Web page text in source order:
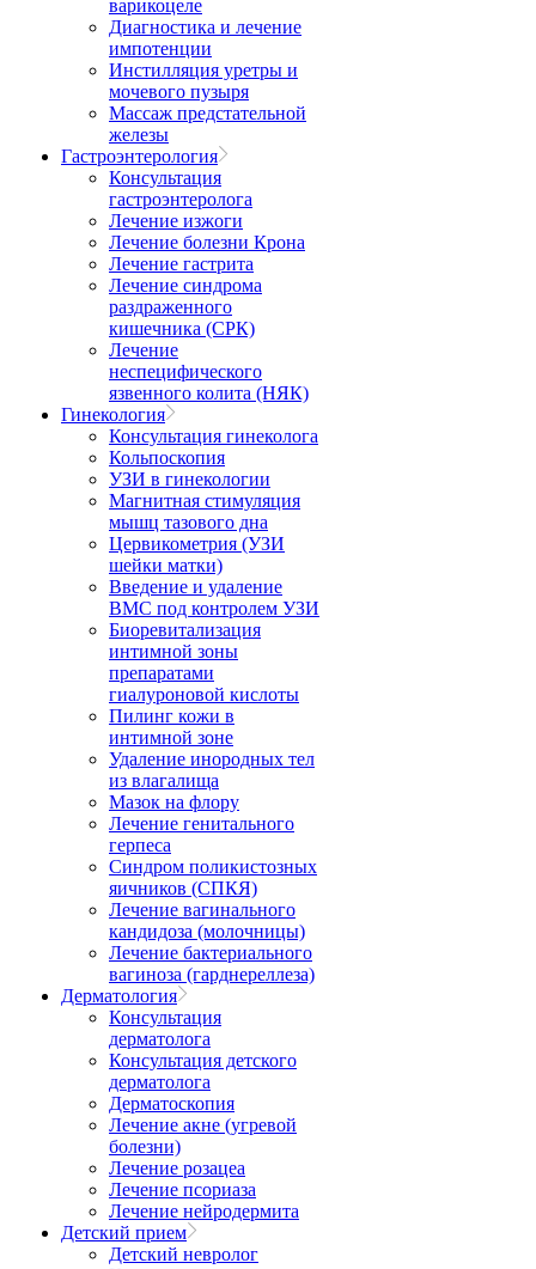
варикоцеле
Диагностика и лечение
импотенции
Инстилляция уретры и
мочевого пузыря
Массаж предстательной
железы
Гастроэнтерология
Консультация
гастроэнтеролога
Лечение изжоги
Лечение болезни Крона
Лечение гастрита
Лечение синдрома
раздраженного
кишечника (СРК)
Лечение
неспецифического
язвенного колита (НЯК)
Гинекология
Консультация гинеколога
Кольпоскопия
УЗИ в гинекологии
Магнитная стимуляция
мышц тазового дна
Цервикометрия (УЗИ
шейки матки)
Введение и удаление
ВМС под контролем УЗИ
Биоревитализация
интимной зоны
препаратами
гиалуроновой кислоты
Пилинг кожи в
интимной зоне
Удаление инородных тел
из влагалища
Мазок на флору
Лечение генитального
герпеса
Синдром поликистозных
яичников (СПКЯ)
Лечение вагинального
кандидоза (молочницы)
Лечение бактериального
вагиноза (гарднереллеза)
Дерматология
Консультация
дерматолога
Консультация детского
дерматолога
Дерматоскопия
Лечение акне (угревой
болезни)
Лечение розацеа
Лечение псориаза
Лечение нейродермита
Детский прием
Детский невролог